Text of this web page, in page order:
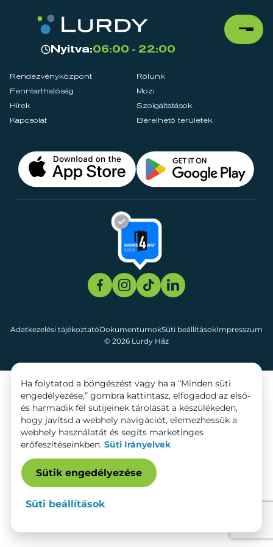
Nyitva:06:00 - 22:00
Rendezvényközpont
Rólunk
Fenntarthatóság
Mozi
Hírek
Szolgáltatások
Kapcsolat
Bérelhető területek
© 2026 Lurdy Ház
Adatkezelési tájékoztatóDokumentumokSüti beállításokImpresszum
Ha folytatod a böngészést vagy ha a “Minden süti
engedélyezése,” gombra kattintasz, elfogadod az első-
és harmadik fél sütijeinek tárolását a készülékeden,
hogy javítsd a webhely navigációt, elemezhessük a
webhely használatát és segíts marketinges
erőfeszítéseinkben. Süti Irányelvek
Sütik engedélyezése
Süti beállítások